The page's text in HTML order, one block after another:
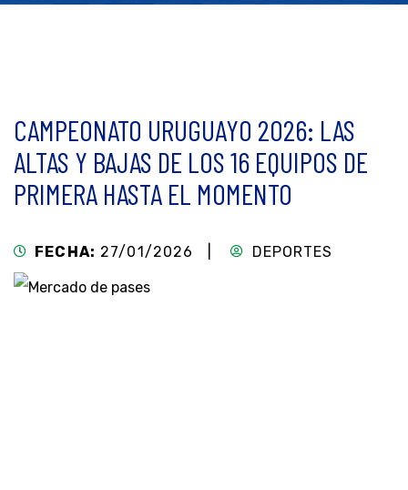
CAMPEONATO URUGUAYO 2026: LAS
ALTAS Y BAJAS DE LOS 16 EQUIPOS DE
PRIMERA HASTA EL MOMENTO
FECHA: 27/01/2026 | DEPORTES